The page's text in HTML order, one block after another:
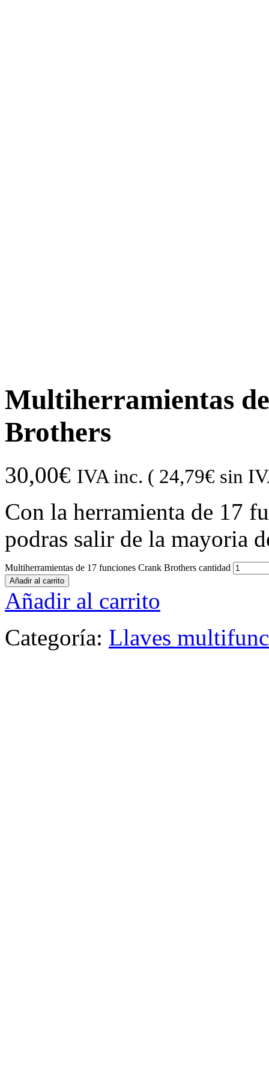
Multiherramientas
Brothers
30,00€ IVA inc. ( 24,79€ sin
Con la herramienta de 17
podras salir de la mayoria
Multiherramientas de 17 funciones Crank Brothers cantidad
Añadir al carrito
Añadir al carrito
Categoría: Llaves